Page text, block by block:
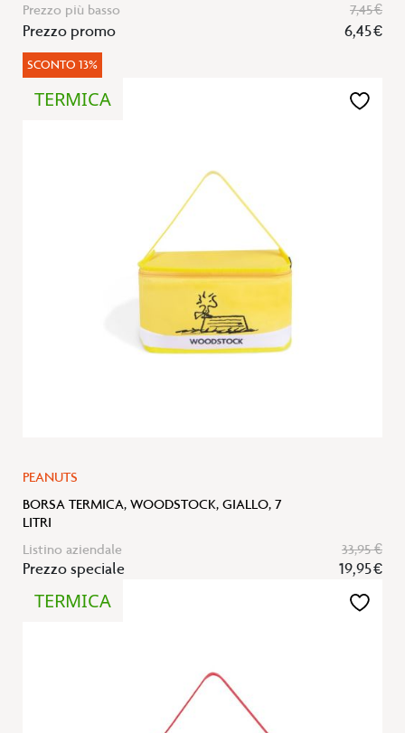
Prezzo promo 6,45 €
Prezzo più basso 7,45 €
SCONTO 13%
TERMICA
PEANUTS
BORSA TERMICA, WOODSTOCK, GIALLO, 7
LITRI
Listino aziendale
33,95 €
Prezzo speciale 19,95 €
Aggiungi
TERMICA Aggiungi